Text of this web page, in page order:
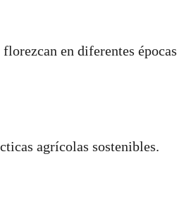
en diferentes épocas
agrícolas sostenibles.